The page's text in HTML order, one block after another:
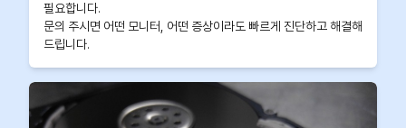
필요합니다.
문의 주시면 어떤 모니터, 어떤 증상이라도 빠르게 진단하고 해결해
드립니다.